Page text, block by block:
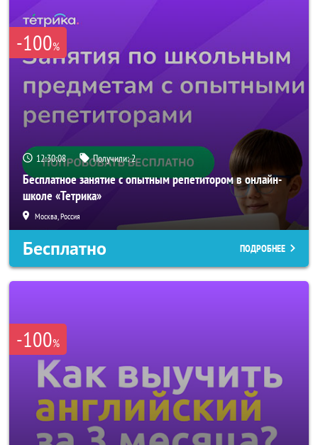
-100%
12:30:05 Получили:2
Бесплатное занятие с опытным репетитором в онлайн-
школе «Тетрика»
Москва, Россия
Бесплатно ПОДРОБНЕЕ
-100%